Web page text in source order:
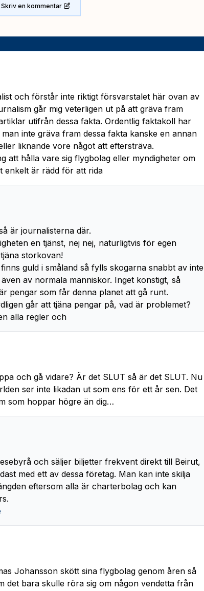
Skriv en kommentar
och förstår inte riktigt försvarstalet här ovan av
går mig veterligen ut på att gräva fram
utifrån dessa fakta. Ordentlig faktakoll har
inte gräva fram dessa fakta kanske en annan
liknande vore något att eftersträva.
att hålla vare sig flygbolag eller myndigheter om
enkelt är rädd för att rida
är journalisterna där.
en tjänst, nej nej, naturligtvis för egen
storkovan!
guld i småland så fylls skogarna snabbt av inte
av normala människor. Inget konstigt, så
pengar som får denna planet att gå runt.
går att tjäna pengar på, vad är problemet?
alla regler och
och gå vidare? Är det SLUT så är det SLUT. Nu
ser inte likadan ut som ens för ett år sen. Det
som hoppar högre än dig…
och säljer biljetter frekvent direkt till Beirut,
med ett av dessa företag. Man kan inte skilja
eftersom alla är charterbolag och kan
Johansson skött sina flygbolag genom åren så
det bara skulle röra sig om någon vendetta från